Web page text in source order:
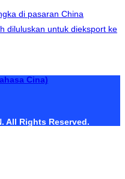
di pasaran China
diluluskan untuk dieksport ke
Cina)
All Rights Reserved.